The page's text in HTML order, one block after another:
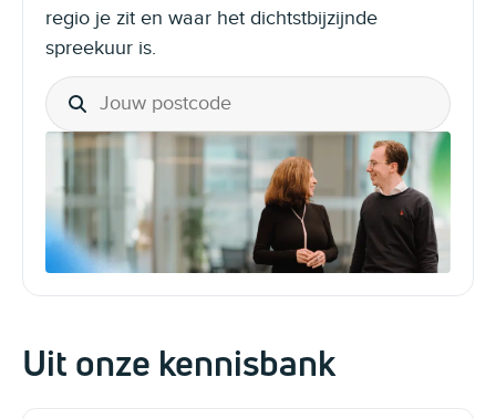
regio je zit en waar het dichtstbijzijnde
spreekuur is.
Uit onze kennisbank